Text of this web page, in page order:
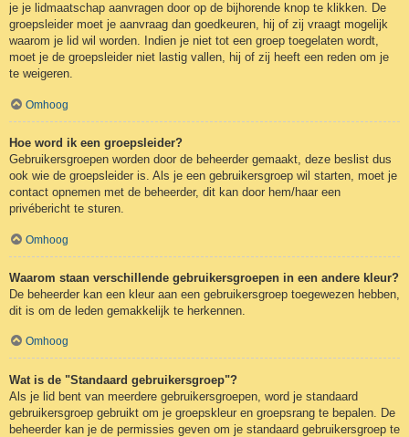
je je lidmaatschap aanvragen door op de bijhorende knop te klikken. De
groepsleider moet je aanvraag dan goedkeuren, hij of zij vraagt mogelijk
waarom je lid wil worden. Indien je niet tot een groep toegelaten wordt,
moet je de groepsleider niet lastig vallen, hij of zij heeft een reden om je
te weigeren.
Omhoog
Hoe word ik een groepsleider?
Gebruikersgroepen worden door de beheerder gemaakt, deze beslist dus
ook wie de groepsleider is. Als je een gebruikersgroep wil starten, moet je
contact opnemen met de beheerder, dit kan door hem/haar een
privébericht te sturen.
Omhoog
Waarom staan verschillende gebruikersgroepen in een andere kleur?
De beheerder kan een kleur aan een gebruikersgroep toegewezen hebben,
dit is om de leden gemakkelijk te herkennen.
Omhoog
Wat is de "Standaard gebruikersgroep"?
Als je lid bent van meerdere gebruikersgroepen, word je standaard
gebruikersgroep gebruikt om je groepskleur en groepsrang te bepalen. De
beheerder kan je de permissies geven om je standaard gebruikersgroep te